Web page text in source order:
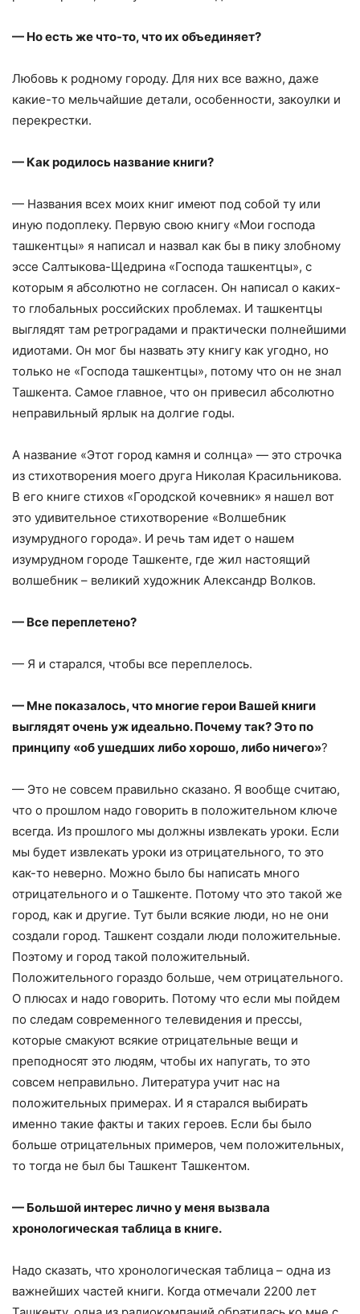
— Но есть же что-то, что их объединяет?
Любовь к родному городу. Для них все важно, даже
какие-то мельчайшие детали, особенности, закоулки и
перекрестки.
— Как родилось название книги?
— Названия всех моих книг имеют под собой ту или
иную подоплеку. Первую свою книгу «Мои господа
ташкентцы» я написал и назвал как бы в пику злобному
эссе Салтыкова-Щедрина «Господа ташкентцы», с
которым я абсолютно не согласен. Он написал о каких-
то глобальных российских проблемах. И ташкентцы
выглядят там ретроградами и практически полнейшими
идиотами. Он мог бы назвать эту книгу как угодно, но
только не «Господа ташкентцы», потому что он не знал
Ташкента. Самое главное, что он привесил абсолютно
неправильный ярлык на долгие годы.
А название «Этот город камня и солнца» — это строчка
из стихотворения моего друга Николая Красильникова.
В его книге стихов «Городской кочевник» я нашел вот
это удивительное стихотворение «Волшебник
изумрудного города». И речь там идет о нашем
изумрудном городе Ташкенте, где жил настоящий
волшебник – великий художник Александр Волков.
— Все переплетено?
— Я и старался, чтобы все переплелось.
— Мне показалось, что многие герои Вашей книги
выглядят очень уж идеально. Почему так? Это по
принципу «об ушедших либо хорошо, либо ничего»?
— Это не совсем правильно сказано. Я вообще считаю,
что о прошлом надо говорить в положительном ключе
всегда. Из прошлого мы должны извлекать уроки. Если
мы будет извлекать уроки из отрицательного, то это
как-то неверно. Можно было бы написать много
отрицательного и о Ташкенте. Потому что это такой же
город, как и другие. Тут были всякие люди, но не они
создали город. Ташкент создали люди положительные.
Поэтому и город такой положительный.
Положительного гораздо больше, чем отрицательного.
О плюсах и надо говорить. Потому что если мы пойдем
по следам современного телевидения и прессы,
которые смакуют всякие отрицательные вещи и
преподносят это людям, чтобы их напугать, то это
совсем неправильно. Литература учит нас на
положительных примерах. И я старался выбирать
именно такие факты и таких героев. Если бы было
больше отрицательных примеров, чем положительных,
то тогда не был бы Ташкент Ташкентом.
— Большой интерес лично у меня вызвала
хронологическая таблица в книге.
Надо сказать, что хронологическая таблица – одна из
важнейших частей книги. Когда отмечали 2200 лет